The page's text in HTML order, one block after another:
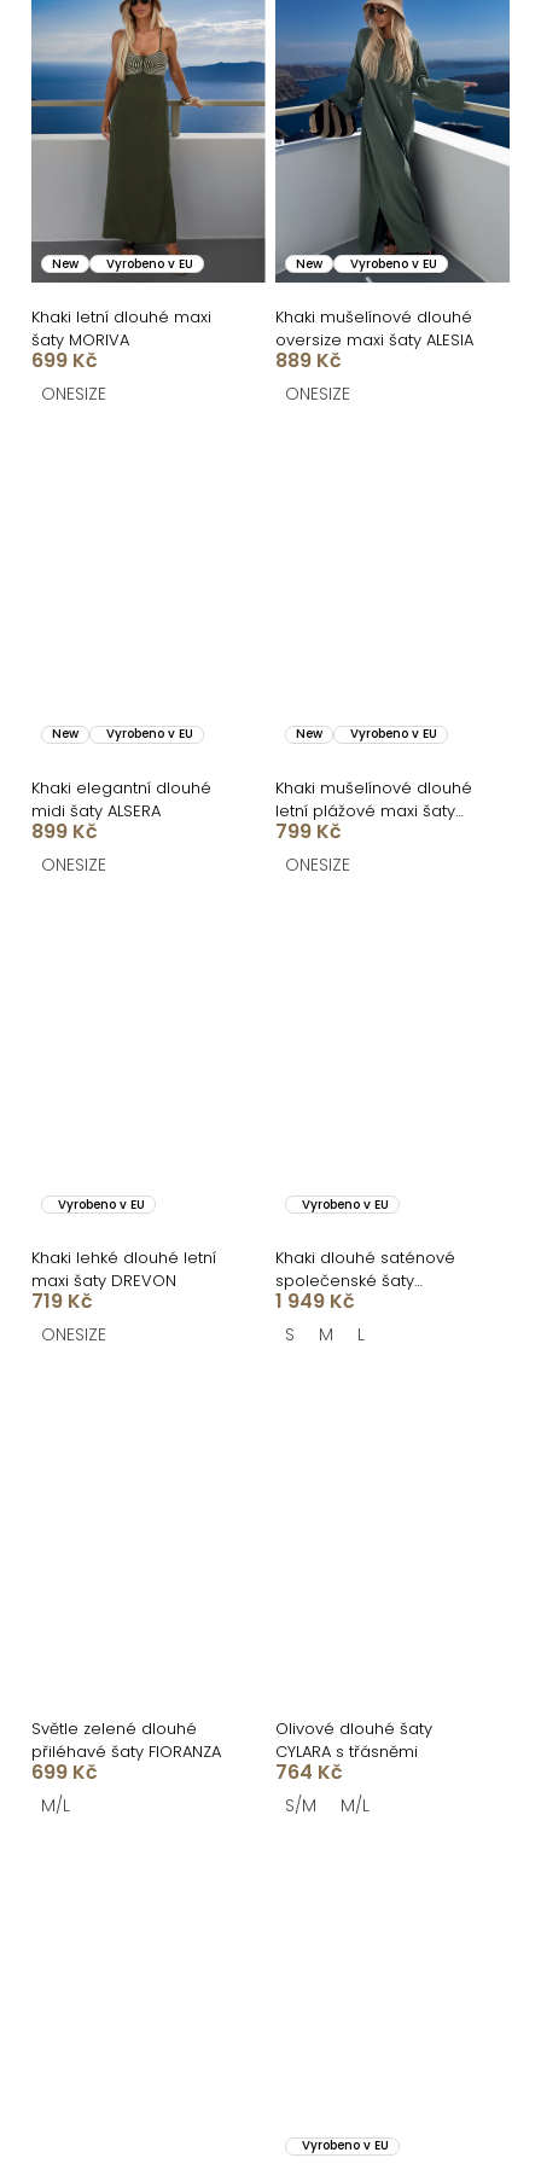
New Vyrobeno v EU
Khaki letní dlouhé maxi
šaty MORIVA
699 Kč
ONESIZE
New Vyrobeno v EU
Khaki mušelínové dlouhé
oversize maxi šaty ALESIA
889 Kč
ONESIZE
New Vyrobeno v EU
Khaki elegantní dlouhé
midi šaty ALSERA
899 Kč
ONESIZE
New Vyrobeno v EU
Khaki mušelínové dlouhé
letní plážové maxi šaty
KOURAKY
799 Kč
ONESIZE
Vyrobeno v EU
Khaki lehké dlouhé letní
maxi šaty DREVON
719 Kč
ONESIZE
Vyrobeno v EU
Khaki dlouhé saténové
společenské šaty
CELLINES
1 949 Kč
S M L
Světle zelené dlouhé
přiléhavé šaty FIORANZA
699 Kč
M/L
Olivové dlouhé šaty
CYLARA s třásněmi
764 Kč
S/M M/L
Vyrobeno v EU